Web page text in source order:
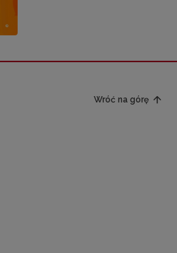
Wróć na górę